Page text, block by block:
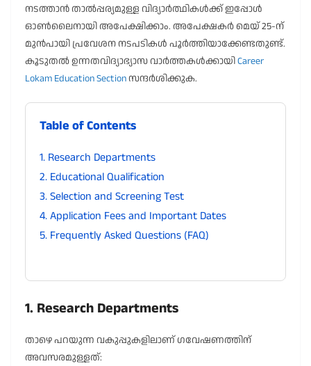
നടത്താൻ താൽപ്പര്യമുള്ള വിദ്യാർത്ഥികൾക്ക് ഇപ്പോൾ
ഓൺലൈനായി അപേക്ഷിക്കാം. അപേക്ഷകർ മെയ് 25-ന്
മുൻപായി പ്രവേശന നടപടികൾ പൂർത്തിയാക്കേണ്ടതുണ്ട്.
കൂടുതൽ ഉന്നതവിദ്യാഭ്യാസ വാർത്തകൾക്കായിCareer
Lokam Education Sectionസന്ദർശിക്കുക.
Table of Contents
1. Research Departments
2. Educational Qualification
3. Selection and Screening Test
4. Application Fees and Important Dates
5. Frequently Asked Questions (FAQ)
1. Research Departments
താഴെ പറയുന്ന വകുപ്പുകളിലാണ് ഗവേഷണത്തിന്
അവസരമുള്ളത്: